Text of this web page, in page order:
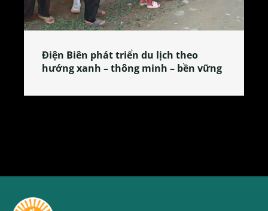
Làng làm bánh tẻ Phú Nhi – nơi lan
tỏa đặc sản xứ Đoài